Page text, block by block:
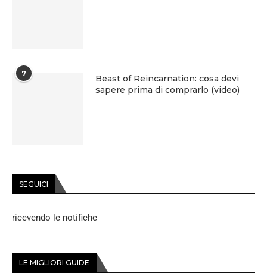
7
Beast of Reincarnation: cosa devi
sapere prima di comprarlo (video)
SEGUICI
ricevendo le notifiche
LE MIGLIORI GUIDE